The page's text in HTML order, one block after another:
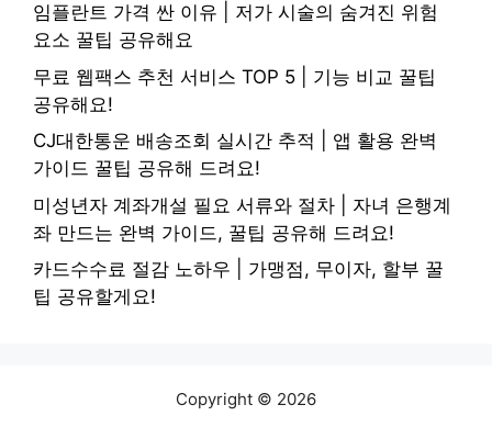
임플란트 가격 싼 이유 | 저가 시술의 숨겨진 위험
요소 꿀팁 공유해요
무료 웹팩스 추천 서비스 TOP 5 | 기능 비교 꿀팁
공유해요!
CJ대한통운 배송조회 실시간 추적 | 앱 활용 완벽
가이드 꿀팁 공유해 드려요!
미성년자 계좌개설 필요 서류와 절차 | 자녀 은행계
좌 만드는 완벽 가이드, 꿀팁 공유해 드려요!
카드수수료 절감 노하우 | 가맹점, 무이자, 할부 꿀
팁 공유할게요!
Copyright © 2026